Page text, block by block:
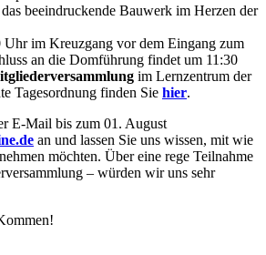
beeindruckende Bauwerk im Herzen der
im Kreuzgang vor dem Eingang zum
an die Domführung findet um 11:30
im Lernzentrum der
Tagesordnung finden Sie hier.
E-Mail bis zum 01. August
an und lassen Sie uns wissen, mit wie
möchten. Über eine rege Teilnahme
– würden wir uns sehr